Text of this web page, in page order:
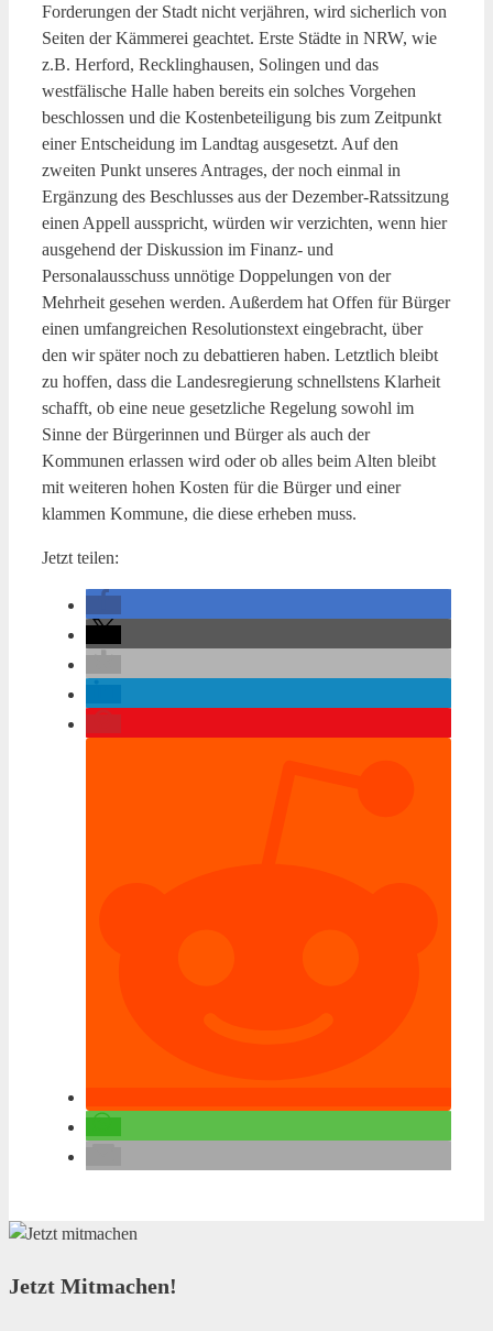
Forderungen der Stadt nicht verjähren, wird sicherlich von
Seiten der Kämmerei geachtet. Erste Städte in NRW, wie
z.B. Herford, Recklinghausen, Solingen und das
westfälische Halle haben bereits ein solches Vorgehen
beschlossen und die Kostenbeteiligung bis zum Zeitpunkt
einer Entscheidung im Landtag ausgesetzt. Auf den
zweiten Punkt unseres Antrages, der noch einmal in
Ergänzung des Beschlusses aus der Dezember-Ratssitzung
einen Appell ausspricht, würden wir verzichten, wenn hier
ausgehend der Diskussion im Finanz- und
Personalausschuss unnötige Doppelungen von der
Mehrheit gesehen werden. Außerdem hat Offen für Bürger
einen umfangreichen Resolutionstext eingebracht, über
den wir später noch zu debattieren haben. Letztlich bleibt
zu hoffen, dass die Landesregierung schnellstens Klarheit
schafft, ob eine neue gesetzliche Regelung sowohl im
Sinne der Bürgerinnen und Bürger als auch der
Kommunen erlassen wird oder ob alles beim Alten bleibt
mit weiteren hohen Kosten für die Bürger und einer
klammen Kommune, die diese erheben muss.
Jetzt teilen:
Jetzt Mitmachen!